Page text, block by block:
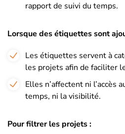
rapport de suivi du temps.
Lorsque des étiquettes sont
Les étiquettes servent à
les projets afin de faciliter
Elles n’affectent ni l’accès
temps, ni la visibilité.
Pour filtrer les projets :